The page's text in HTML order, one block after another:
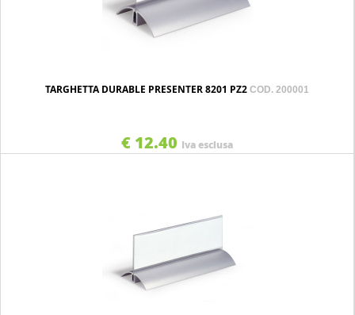
TARGHETTA DURABLE PRESENTER 8201 PZ2 COD. 200001
€ 12.40 Iva esclusa